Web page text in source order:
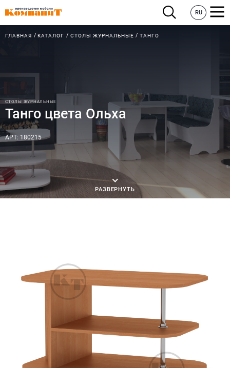
RU
ГЛАВНАЯ КАТАЛОГ СТОЛЫ ЖУРНАЛЬНЫЕ ТАНГО
СТОЛЫ ЖУРНАЛЬНЫЕ
Танго цвета Ольха
АРТ: 180215
РАЗВЕРНУТЬ